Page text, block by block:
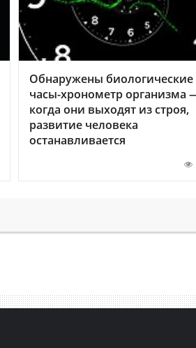
Обнаружены биологические
часы-хронометр организма
когда они выходят из строя,
развитие человека
останавливается